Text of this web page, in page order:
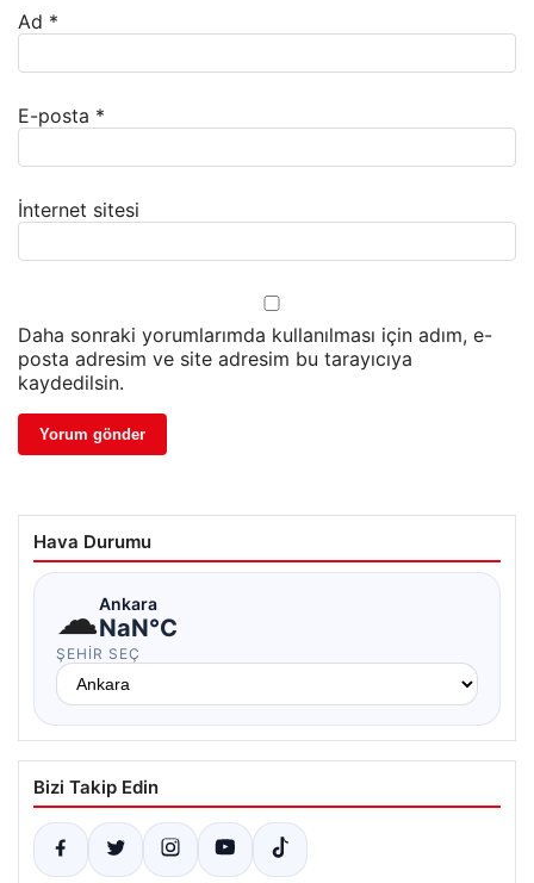
Ad *
E-posta *
İnternet sitesi
Daha sonraki yorumlarımda kullanılması için adım, e-
posta adresim ve site adresim bu tarayıcıya
kaydedilsin.
Hava Durumu
☁Ankara
NaN°C
ŞEHIR SEÇ
Bizi Takip Edin